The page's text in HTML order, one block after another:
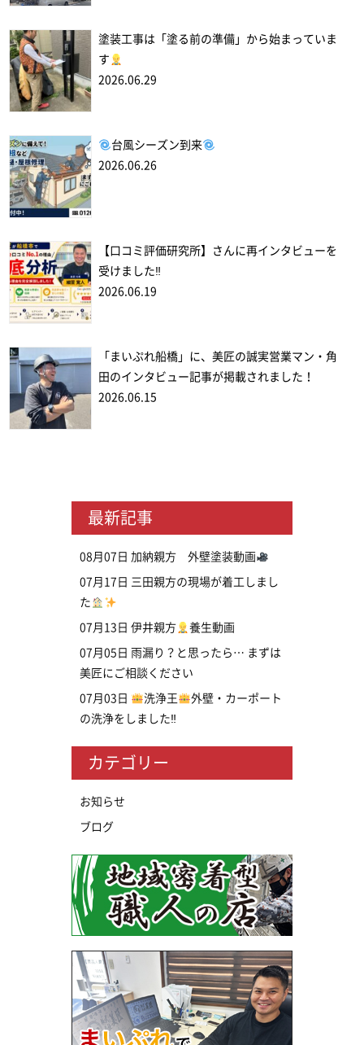
塗装工事は「塗る前の準備」から始まっていま
す
2026.06.29
台風シーズン到来
2026.06.26
【口コミ評価研究所】さんに再インタビューを
受けました‼
2026.06.19
「まいぷれ船橋」に、美匠の誠実営業マン・角
田のインタビュー記事が掲載されました！
2026.06.15
最新記事
08月07日 加納親方 外壁塗装動画
07月17日 三田親方の現場が着工しまし
た
07月13日 伊井親方 養生動画
07月05日 雨漏り？と思ったら… まずは
美匠にご相談ください
07月03日 洗浄王
外壁・カーポート
の洗浄をしました‼
カテゴリー
お知らせ
ブログ